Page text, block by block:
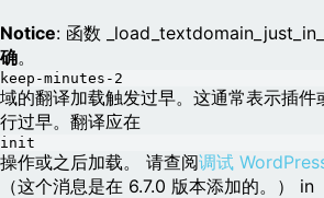
Notice: 函数
确。
keep-minutes-2
域的翻译加载触发过早。这通常表示插件
行过早。翻译应在
init
操作或之后加载。 请查阅调试
（这个消息是在 6.7.0 版本添加的。） in